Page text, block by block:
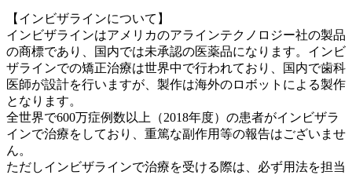
【インビザラインについて】
インビザラインはアメリカのアラインテクノロジー社の製品
の商標であり、国内では未承認の医薬品になります。インビ
ザラインでの矯正治療は世界中で行われており、国内で歯科
医師が設計を行いますが、製作は海外のロボットによる製作
となります。
全世界で600万症例数以上（2018年度）の患者がインビザラ
インで治療をしており、重篤な副作用等の報告はございませ
ん。
ただしインビザラインで治療を受ける際は、必ず用法を担当